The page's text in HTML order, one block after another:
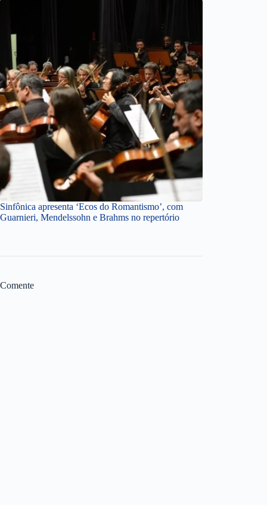
Sinfônica apresenta ‘Ecos do Romantismo’, com
Guarnieri, Mendelssohn e Brahms no repertório
Comente